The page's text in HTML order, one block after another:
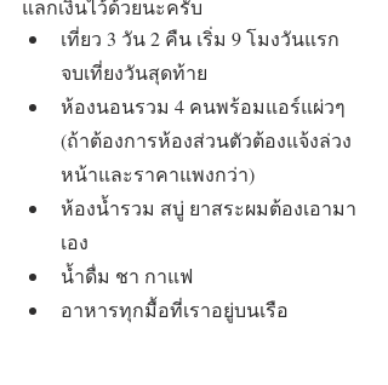
แลกเงินไว้ด้วยนะครับ
เที่ยว 3 วัน 2 คืน เริ่ม 9 โมงวันแรก
จบเที่ยงวันสุดท้าย
ห้องนอนรวม 4 คนพร้อมแอร์แผ่วๆ
(ถ้าต้องการห้องส่วนตัวต้องแจ้งล่วง
หน้าและราคาแพงกว่า)
ห้องน้ำรวม สบู่ ยาสระผมต้องเอามา
เอง
น้ำดื่ม ชา กาแฟ
อาหารทุกมื้อที่เราอยู่บนเรือ